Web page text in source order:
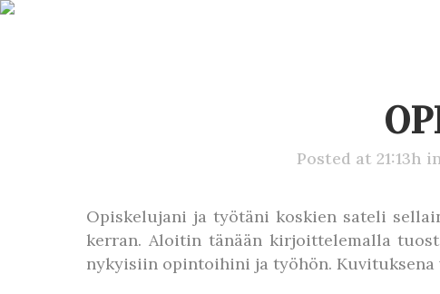
Posted at 21:13h
Opiskelujani ja työtäni koskien sateli
kerran. Aloitin tänään kirjoittelemalla
nykyisiin opintoihini ja työhön.